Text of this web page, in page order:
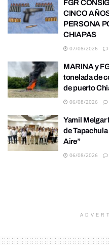
FGR
CINCO
PERSONA
CHIAPAS
07/08/2026
MARINA y
tonelada de
de puerto
06/08/2026
Yamil Melgar
de
Aire”
06/08/2026